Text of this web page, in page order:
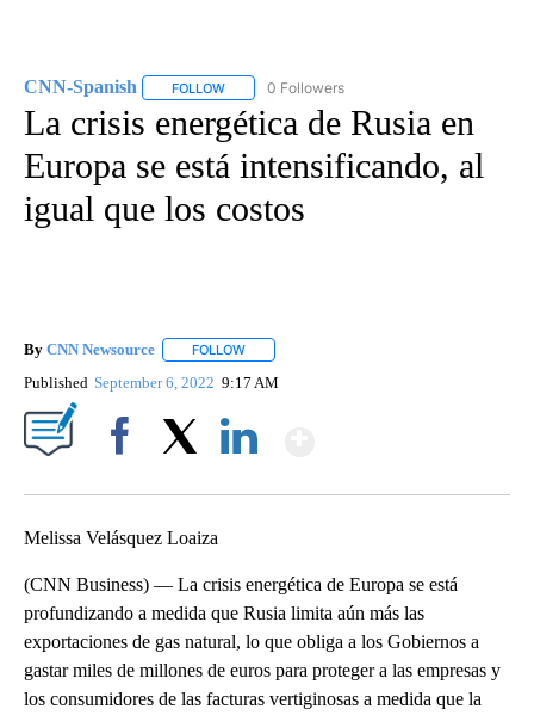
CNN-Spanish FOLLOW FOLLOW "CNN-SPANISH" TO RECEIVE
0 Followers
La crisis energética de Rusia en
Europa se está intensificando, al
igual que los costos
By CNN Newsource FOLLOW
Published September 6, 2022 9:17 AM
Melissa Velásquez Loaiza
(CNN Business) — La crisis energética de Europa se está
profundizando a medida que Rusia limita aún más las
exportaciones de gas natural, lo que obliga a los Gobiernos a
gastar miles de millones de euros para proteger a las empresas y
los consumidores de las facturas vertiginosas a medida que la